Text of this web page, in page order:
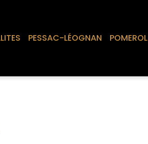
PESSAC-LÉOGNAN POMEROL